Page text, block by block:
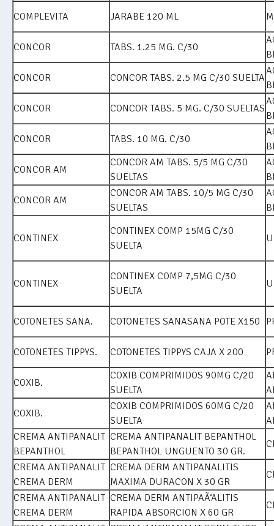
COMPLEVITA JARABE 120 ML
CONCOR TABS. 1.25 MG. C/30
CONCOR
CONCOR TABS. 2.5 MG C/30 SUELTA
CONCOR
CONCOR TABS. 5 MG. C/30 SUELTAS
CONCOR
TABS. 10 MG. C/30
CONCOR AM
CONCOR AM TABS. 5/5 MG C/30
SUELTAS
CONCOR AM
CONCOR AM TABS. 10/5 MG C/30
SUELTAS
CONTINEX
CONTINEX COMP 15MG C/30
SUELTA
CONTINEX
CONTINEX COMP 7,5MG C/30
SUELTA
COTONETES SANA. COTONETES SANASANA POTE X150
COTONETES TIPPYS. COTONETES TIPPYS CAJA X 200
COXIB.
COXIB COMPRIMIDOS 90MG C/20
SUELTA
COXIB.
COXIB COMPRIMIDOS 60MG C/20
SUELTA
CREMA ANTIPANALIT
BEPANTHOL
CREMA ANTIPANALIT BEPANTHOL
BEPANTHOL UNGUENTO 30 GR.
CREMA ANTIPANALIT
CREMA DERM
CREMA DERM ANTIPANALITIS
MAXIMA DURACON X 30 GR
CREMA ANTIPANALIT
CREMA DERM
CREMA DERM ANTIPAÃ‘ALITIS
RAPIDA ABSORCION X 60 GR